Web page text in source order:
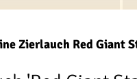
Zierlauch Red Giant